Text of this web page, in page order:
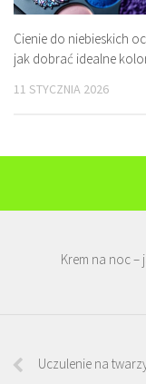
Cienie do niebieskich
jak dobrać idealne
11 STYCZNIA 2026
Krem na noc –
Uczulenie na